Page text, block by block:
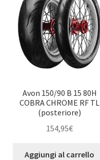
Avon 150/90 B 15 80H
COBRA CHROME RF TL
(posteriore)
154,95€
Aggiungi al carrello